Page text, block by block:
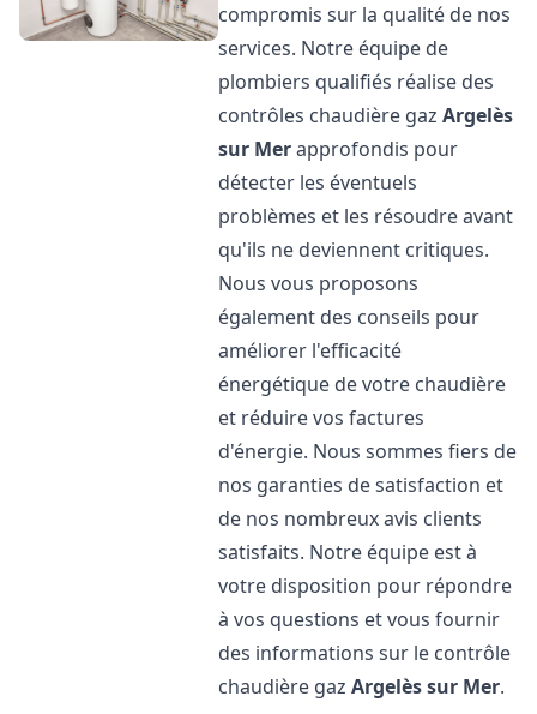
compromis sur la qualité de nos
services. Notre équipe de
plombiers qualifiés réalise des
contrôles chaudière gazArgelès
sur Merapprofondis pour
détecter les éventuels
problèmes et les résoudre avant
qu'ils ne deviennent critiques.
Nous vous proposons
également des conseils pour
améliorer l'efficacité
énergétique de votre chaudière
et réduire vos factures
d'énergie. Nous sommes fiers de
nos garanties de satisfaction et
de nos nombreux avis clients
satisfaits. Notre équipe est à
votre disposition pour répondre
à vos questions et vous fournir
des informations sur le contrôle
chaudière gazArgelès sur Mer.